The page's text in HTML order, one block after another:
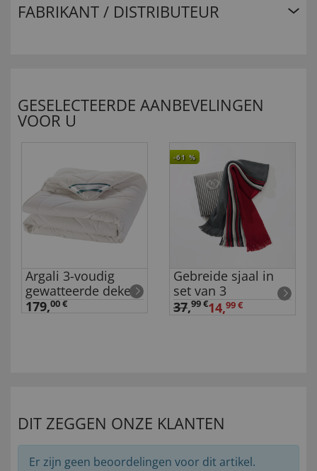
FABRIKANT / DISTRIBUTEUR
GESELECTEERDE AANBEVELINGEN
VOOR U
Argali 3-voudig
gewatteerde deken
179,00 €
-61 %
Gebreide sjaal in
set van 3
37,99 €14,99 €
DIT ZEGGEN ONZE KLANTEN
Er zijn geen beoordelingen voor dit artikel.